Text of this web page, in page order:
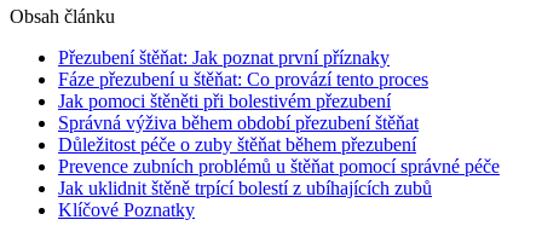
Obsah článku
Přezubení štěňat: Jak poznat první příznaky
Fáze přezubení u štěňat: Co provází tento proces
Jak pomoci štěněti při bolestivém přezubení
Správná výživa během období přezubení štěňat
Důležitost péče o zuby štěňat během přezubení
Prevence zubních problémů u štěňat pomocí správné péče
Jak uklidnit štěně trpící bolestí z ubíhajících zubů
Klíčové Poznatky